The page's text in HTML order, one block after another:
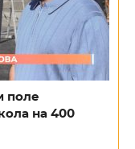
поле
на 400